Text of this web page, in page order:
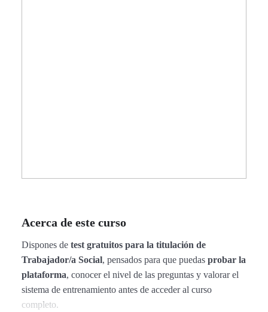
Acerca de este curso
Dispones de test gratuitos para la titulación de
Trabajador/a Social, pensados para que puedas probar la
plataforma, conocer el nivel de las preguntas y valorar el
sistema de entrenamiento antes de acceder al curso
completo.